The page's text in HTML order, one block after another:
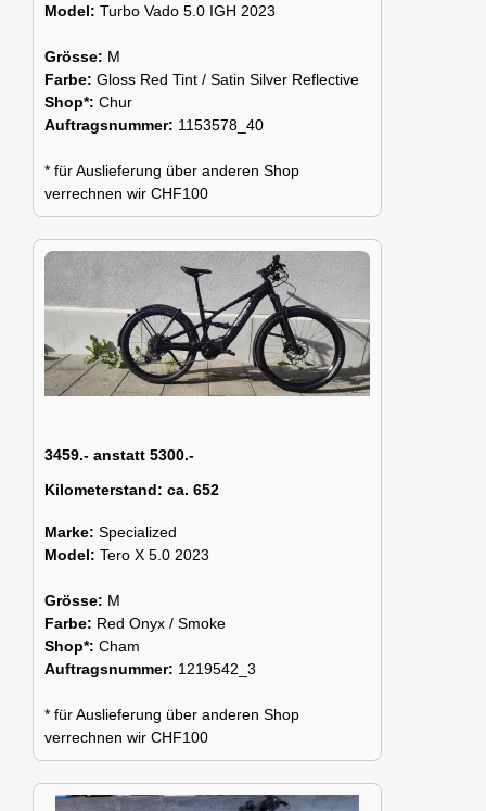
Model: Turbo Vado 5.0 IGH 2023
Grösse: M
Farbe: Gloss Red Tint / Satin Silver Reflective
Shop*: Chur
Auftragsnummer: 1153578_40
* für Auslieferung über anderen Shop
verrechnen wir CHF100
3459.- anstatt 5300.-
Kilometerstand: ca. 652
Marke: Specialized
Model: Tero X 5.0 2023
Grösse: M
Farbe: Red Onyx / Smoke
Shop*: Cham
Auftragsnummer: 1219542_3
* für Auslieferung über anderen Shop
verrechnen wir CHF100